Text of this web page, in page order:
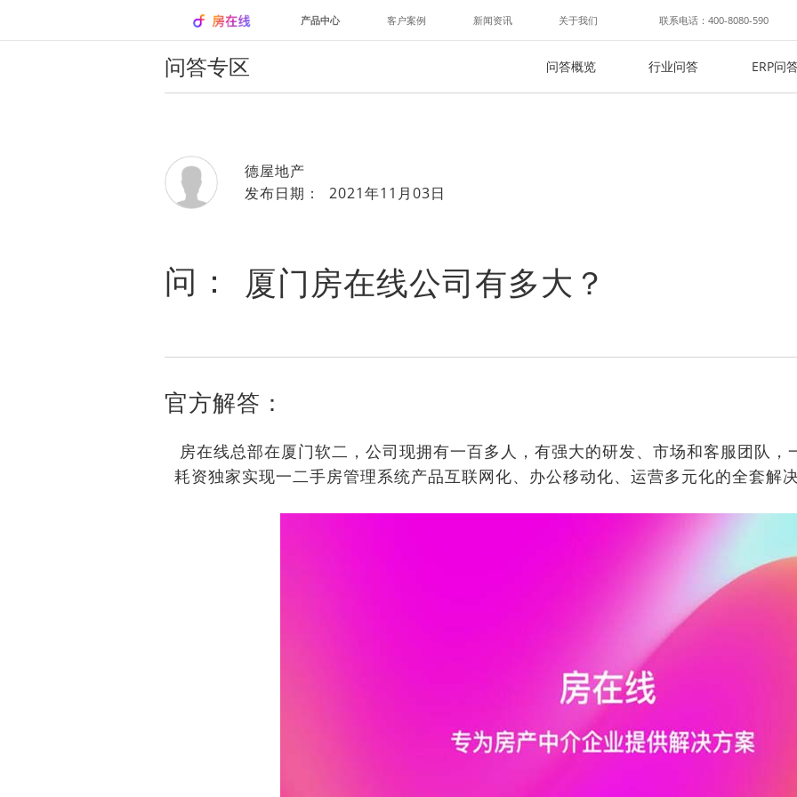
产品中心 客户案例 新闻资讯 关于我们 联系电话：400-8080-590
问答专区 问答概览 行业问答 ERP问
德屋地产
发布日期： 2021年11月03日
问： 厦门房在线公司有多大？
官方解答：
房在线总部在厦门软二，公司现拥有一百多人，有强大的研发、市场和客服团队
耗资独家实现一二手房管理系统产品互联网化、办公移动化、运营多元化的全套解